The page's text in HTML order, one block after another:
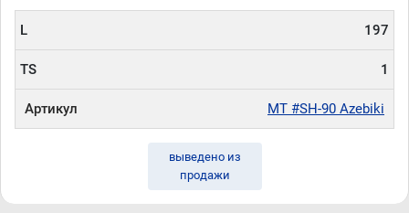
L 197
TS 1
Артикул MT #SH-90 Azebiki
выведено из
продажи